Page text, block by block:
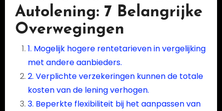
Autolening: 7 Belangrijke
Overwegingen
1. Mogelijk hogere rentetarieven in vergelijking
met andere aanbieders.
2. Verplichte verzekeringen kunnen de totale
kosten van de lening verhogen.
3. Beperkte flexibiliteit bij het aanpassen van